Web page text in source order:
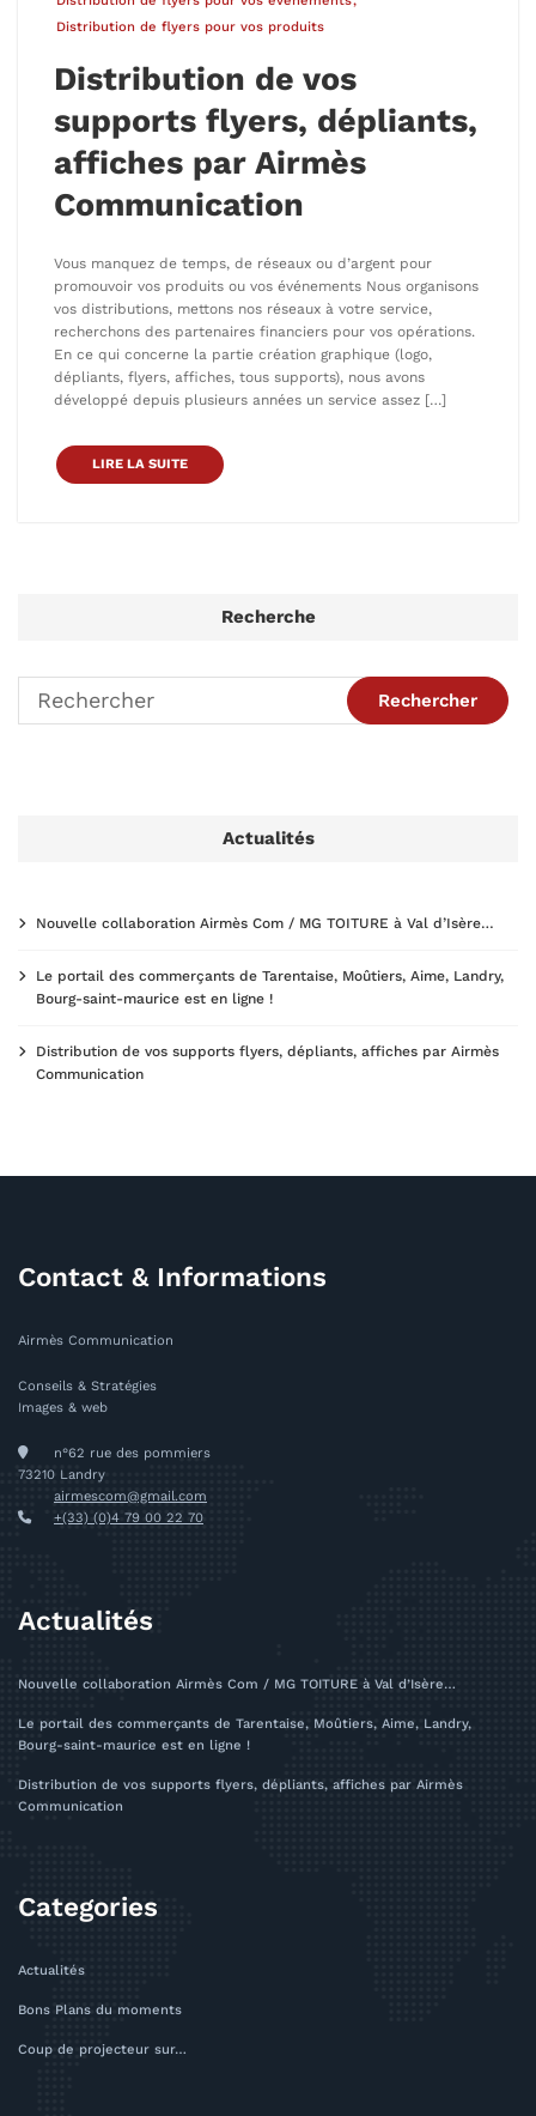
Distribution de flyers pour vos produits
Distribution de vos
supports flyers, dépliants,
affiches par Airmès
Communication
Vous manquez de temps, de réseaux ou d’argent pour
promouvoir vos produits ou vos événements Nous organisons
vos distributions, mettons nos réseaux à votre service,
recherchons des partenaires financiers pour vos opérations.
En ce qui concerne la partie création graphique (logo,
dépliants, flyers, affiches, tous supports), nous avons
développé depuis plusieurs années un service assez […]
LIRE LA SUITE
Recherche
Actualités
Nouvelle collaboration Airmès Com / MG TOITURE à Val d’Isère…
Le portail des commerçants de Tarentaise, Moûtiers, Aime, Landry,
Bourg-saint-maurice est en ligne !
Distribution de vos supports flyers, dépliants, affiches par Airmès
Communication
Contact & Informations
Airmès Communication
Conseils & Stratégies
Images & web
n°62 rue des pommiers
73210 Landry
airmescom@gmail.com
+(33) (0)4 79 00 22 70
Actualités
Nouvelle collaboration Airmès Com / MG TOITURE à Val d’Isère…
Le portail des commerçants de Tarentaise, Moûtiers, Aime, Landry,
Bourg-saint-maurice est en ligne !
Distribution de vos supports flyers, dépliants, affiches par Airmès
Communication
Categories
Actualités
Bons Plans du moments
Coup de projecteur sur…